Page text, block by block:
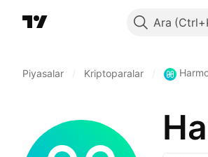
Ara
Piyasalar Kriptoparalar